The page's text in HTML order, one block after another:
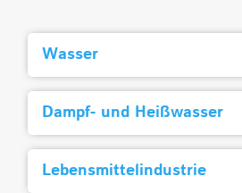
Wasser
Dampf- und Heißwasser
Lebensmittelindustrie